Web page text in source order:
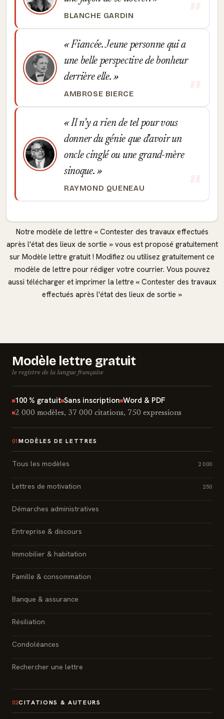
BLANCHE GARDIN
Fiancée. Jeune personne qui a
une belle perspective de bonheur
derrière elle.
AMBROSE BIERCE
Il n'y a rien de tel pour vous
donner du génie que d'avoir un
oncle cinglé ou une grand-mère
sinoque.
RAYMOND QUENEAU
Notre modèle de lettre « Contester des travaux effectués
après l'état des lieux de sortie » vous est proposé gratuitement
sur Modèle lettre gratuit ! Modifiez ou utilisez gratuitement ce
modèle de lettre pour rédiger votre courrier. Vous pouvez
aussi télécharger et imprimer la lettre « Contester des travaux
effectués après l'état des lieux de sortie »
Modèle lettre gratuit
le registre de la langue française
100 % gratuit Sans inscription Word & PDF
2 000 modèles, 37 000 citations, 750 expressions
01 MODÈLES DE LETTRES
Tous les modèles 2 000
Lettres de motivation 250
Démarches administratives
Entreprise & discours
Immobilier & habitation
Famille & consommation
Banque & assurance
Résiliation
Condoléances
Rechercher une lettre
02CITATIONS & AUTEURS